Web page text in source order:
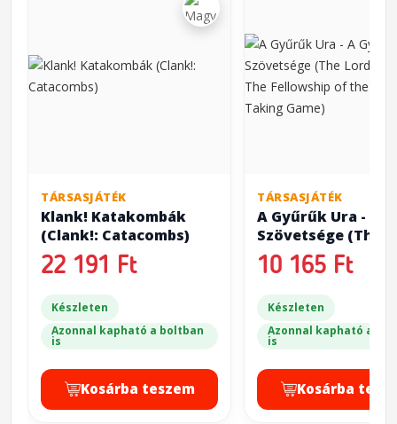
TÁRSASJÁTÉK
Klank! Katakombák
(Clank!: Catacombs)
22 191 Ft
Készleten
Azonnal kapható a boltban
is
Kosárba teszem
TÁRSASJÁTÉK
A Gyűrűk Ura - A
Szövetsége (The
of the Rings: The
Fellowship of the
10 165 Ft
Készleten
Azonnal kapható a
is
Kosárba